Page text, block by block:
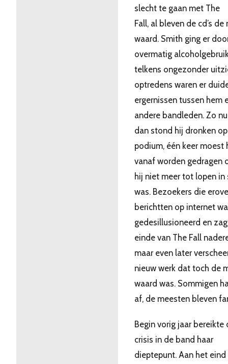
slecht te gaan met The
Fall, al bleven de cd’s
waard. Smith ging er
overmatig
telkens ongezonder
optredens waren er
ergernissen tussen hem
andere bandleden. Zo
dan stond hij dronken
podium, één keer moest
vanaf worden gedragen
hij niet meer tot lopen in
was. Bezoekers die
berichtten op internet
gedesillusioneerd en
einde van The Fall
maar even later
nieuw werk dat toch de
waard was. Sommigen
af, de meesten bleven
Begin vorig jaar bereikte
crisis in de band haar
dieptepunt. Aan het eind